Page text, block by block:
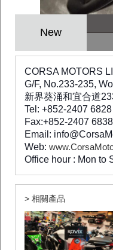
New
CORSA MOTORS
G/F, No.233-235,
新界葵涌和宜合道
Tel: +852-2407 6828
Fax:+852-2407 6838
Email:
Web:
Office hour : Mon to
> 相關產品